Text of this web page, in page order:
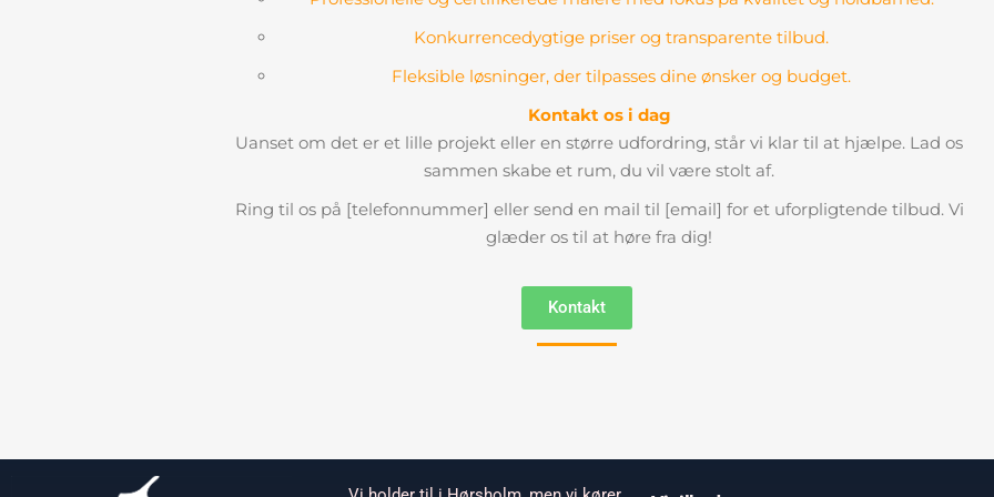
Konkurrencedygtige priser og transparente tilbud.
Fleksible løsninger, der tilpasses dine ønsker og budget.
Kontakt os i dag
Uanset om det er et lille projekt eller en større udfordring, står vi klar til at hjælpe. Lad os
sammen skabe et rum, du vil være stolt af.
Ring til os på [telefonnummer] eller send en mail til [email] for et uforpligtende tilbud. Vi
glæder os til at høre fra dig!
Kontakt